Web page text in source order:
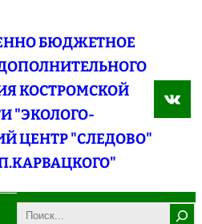
БЮДЖЕТНОЕ
КОСТРОМСКОЙ
"ЭКОЛОГО-
ЦЕНТР "СЛЕДОВО"
Search